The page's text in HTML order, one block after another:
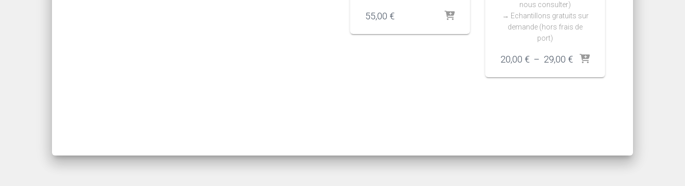
55,00 €
nous consulter)
→ Echantillons gratuits sur
demande (hors frais de
port)
20,00 € – 29,00 €Plage
prix :